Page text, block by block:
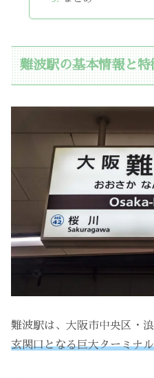
難波駅の基本情報と特
難波駅は、大阪市中央区・
玄関口となる巨大ターミナ